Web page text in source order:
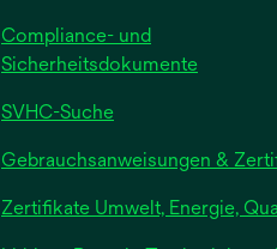
Compliance- und
Sicherheitsdokumente
SVHC-Suche
Gebrauchsanweisungen &
Zertifikate Umwelt, Energie,